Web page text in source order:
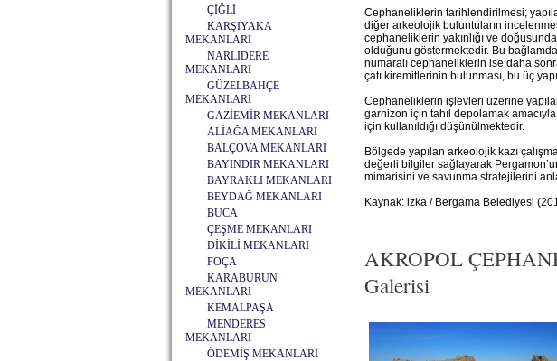
ÇİĞLİ
KARŞIYAKA
MEKANLARI
NARLIDERE
MEKANLARI
GÜZELBAHÇE
MEKANLARI
GAZİEMİR MEKANLARI
ALİAĞA MEKANLARI
BALÇOVA MEKANLARI
BAYINDIR MEKANLARI
BAYRAKLI MEKANLARI
BEYDAĞ MEKANLARI
BUCA
ÇEŞME MEKANLARI
DİKİLİ MEKANLARI
FOÇA
KARABURUN
MEKANLARI
KEMALPAŞA
MENDERES
MEKANLARI
ÖDEMİŞ MEKANLARI
Cephaneliklerin tarihlendirilmesi;
diğer arkeolojik buluntuların
cephaneliklerin yakınlığı ve
olduğunu göstermektedir. Bu
numaralı cephaneliklerin ise daha
çatı kiremitlerinin bulunması, bu üç
Cephaneliklerin işlevleri üzerine
garnizon için tahıl depolamak
için kullanıldığı düşünülmektedir.
Bölgede yapılan arkeolojik kazı
değerli bilgiler sağlayarak
mimarisini ve savunma stratejilerini
Kaynak: izka / Bergama Belediyesi
AKROPOL
Galerisi